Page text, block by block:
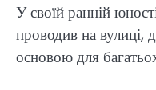
У своїй ранній
проводив на вулиці,
основою для